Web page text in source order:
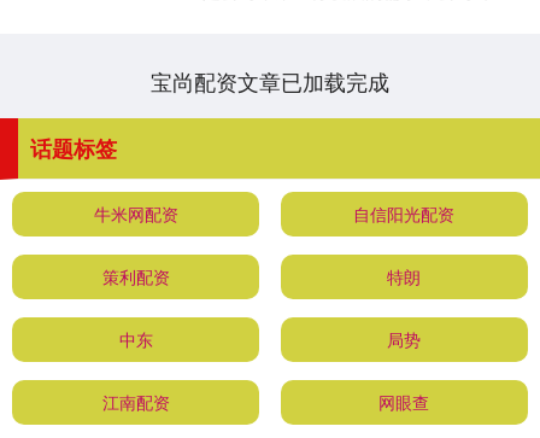
宝尚配资文章已加载完成
话题标签
牛米网配资 自信阳光配资
策利配资 特朗
中东 局势
江南配资 网眼查